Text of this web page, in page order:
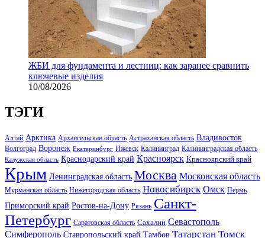
ЖБИ для фундамента и лестниц: как заранее сравнить
ключевые изделия
10/08/2026
ТЭГИ
Алтай Арктика Архангельская область Астраханская область Владивосток
Волгоград Воронеж Екатеринбург Ижевск Калининград Калининградская область
Калужская область Краснодарский край Красноярск Красноярский край
Крым Ленинградская область Москва Московская область
Мурманская область Нижегородская область Новосибирск Омск Пермь
Приморский край Ростов-на-Дону Рязань Санкт-
Петербург Саратовская область Сахалин Севастополь
Симферополь Ставропольский край Тамбов Татарстан Томск